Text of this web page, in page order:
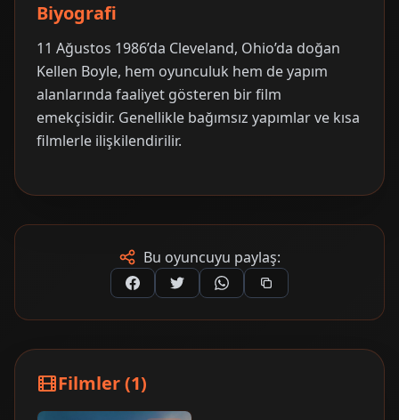
Biyografi
11 Ağustos 1986’da Cleveland, Ohio’da doğan
Kellen Boyle, hem oyunculuk hem de yapım
alanlarında faaliyet gösteren bir film
emekçisidir. Genellikle bağımsız yapımlar ve kısa
filmlerle ilişkilendirilir.
Bu oyuncuyu paylaş:
Filmler (1)